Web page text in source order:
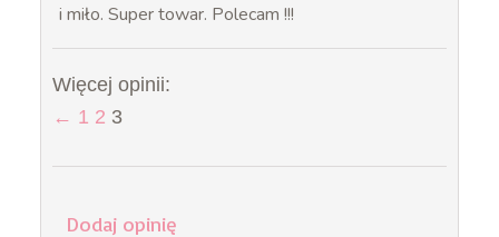
i miło. Super towar. Polecam !!!
Więcej opinii:
← 1 2 3
Dodaj opinię